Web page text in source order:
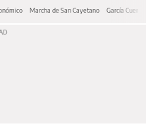
Marcha de San Cayetano García Cuerva